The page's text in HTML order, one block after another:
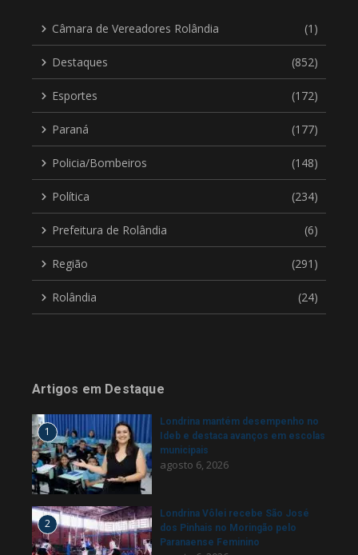
Câmara de Vereadores Rolândia (1)
Destaques (852)
Esportes (172)
Paraná (177)
Policia/Bombeiros (148)
Política (234)
Prefeitura de Rolândia (6)
Região (291)
Rolândia (24)
Artigos em Destaque
1
Londrina mantém desempenho no
Ideb e destaca avanços em escolas
municipais
agosto 6, 2026
2
Londrina Vôlei recebe São José
dos Pinhais no Moringão pelo
Paranaense Feminino